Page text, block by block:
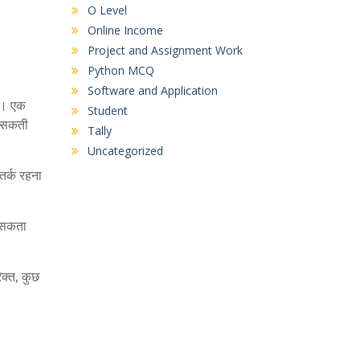
एक
रहना
कुछ
O Level
Online Income
Project and Assignment Work
Python MCQ
Software and Application
Student
Tally
Uncategorized